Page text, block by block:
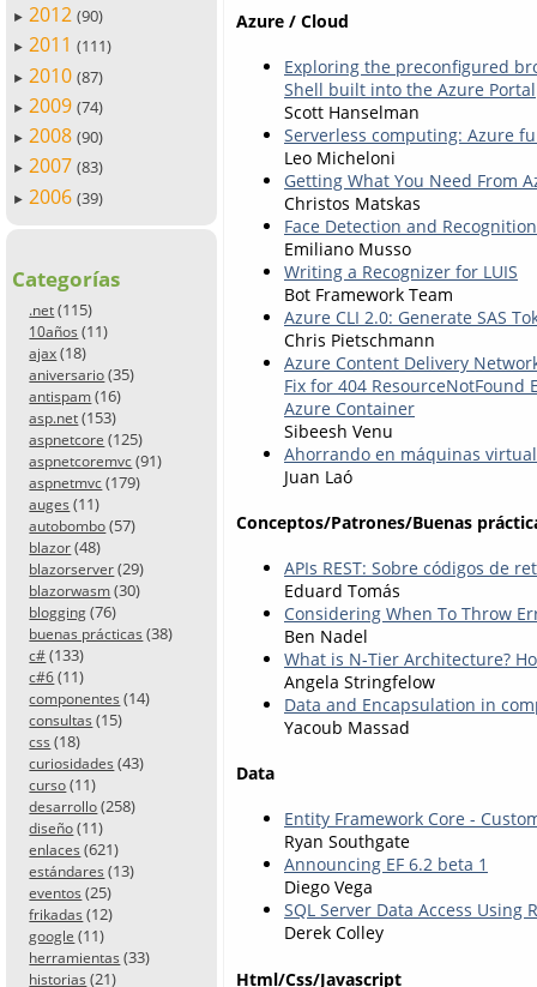
► 2012 (90)
► 2011 (111)
► 2010 (87)
► 2009 (74)
► 2008 (90)
► 2007 (83)
► 2006 (39)
Categorías
.net (115)
10años (11)
ajax (18)
aniversario (35)
antispam (16)
asp.net (153)
aspnetcore (125)
aspnetcoremvc (91)
aspnetmvc (179)
auges (11)
autobombo (57)
blazor (48)
blazorserver (29)
blazorwasm (30)
blogging (76)
buenas prácticas (38)
c# (133)
c#6 (11)
componentes (14)
consultas (15)
css (18)
curiosidades (43)
curso (11)
desarrollo (258)
diseño (11)
enlaces (621)
estándares (13)
eventos (25)
frikadas (12)
google (11)
herramientas (33)
historias (21)
Azure / Cloud
Exploring the preconfigured
Shell built into the Azure Portal
Scott Hanselman
Serverless computing: Azure
Leo Micheloni
Getting What You Need From
Christos Matskas
Face Detection and
Emiliano Musso
Writing a Recognizer for LUIS
Bot Framework Team
Azure CLI 2.0: Generate SAS
Chris Pietschmann
Azure Content Delivery
Fix for 404
Azure Container
Sibeesh Venu
Ahorrando en máquinas
Juan Laó
Conceptos/Patrones/Buenas
APIs REST: Sobre códigos de
Eduard Tomás
Considering When To Throw
Ben Nadel
What is N-Tier Architecture?
Angela Stringfelow
Data and Encapsulation in
Yacoub Massad
Data
Entity Framework Core -
Ryan Southgate
Announcing EF 6.2 beta 1
Diego Vega
SQL Server Data Access Using
Derek Colley
Html/Css/Javascript